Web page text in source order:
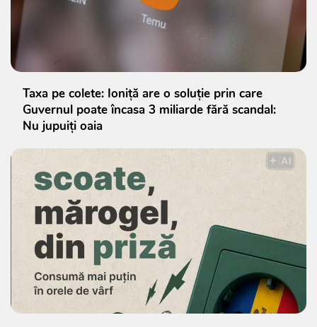
Taxa pe colete: Ioniță are o soluție prin care
Guvernul poate încasa 3 miliarde fără scandal:
Nu jupuiți oaia